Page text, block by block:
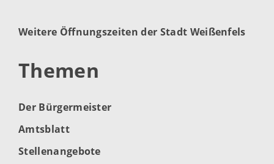
Weitere Öffnungszeiten der Stadt Weißenfels
Themen
Der Bürgermeister
Amtsblatt
Stellenangebote